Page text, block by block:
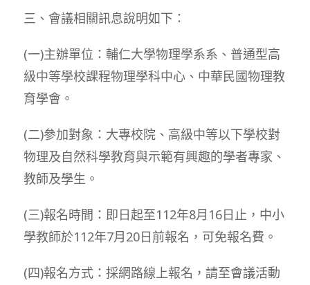
三、會議相關訊息說明如下：
(一)主辦單位：輔仁大學物理學系系、普通型高
級中等學校課程物理學科中心、中華民國物理教
育學會。
(二)參加對象：大專校院、高級中等以下學校對
物理及自然科學教育與示範有興趣的學者專家、
教師及學生。
(三)報名時間：即日起至112年8月16日止，中小
學教師於112年7月20日前報名，可免報名費。
(四)報名方式：採網路線上報名，請至會議活動